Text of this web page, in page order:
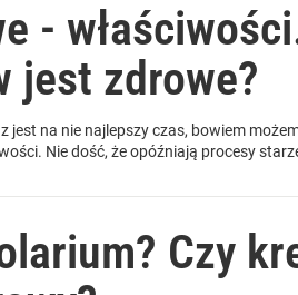
-
jest zdrowe?
jest na nie najlepszy czas, bowiem
Nie dość, że opóźniają procesy
Czy